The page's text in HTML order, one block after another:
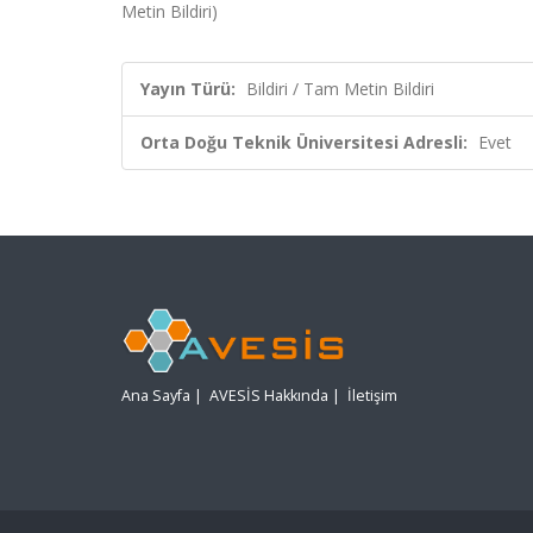
Metin Bildiri)
Yayın Türü: Bildiri / Tam Metin Bildiri
Orta Doğu Teknik Üniversitesi Adresli: Evet
Ana Sayfa | AVESİS Hakkında | İletişim